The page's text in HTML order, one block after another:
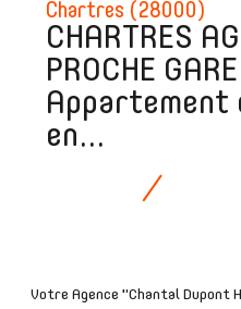
Chartres (28000)
CHARTRES
PROCHE
Appartement
en...
Votre Agence "Chantal Dupont